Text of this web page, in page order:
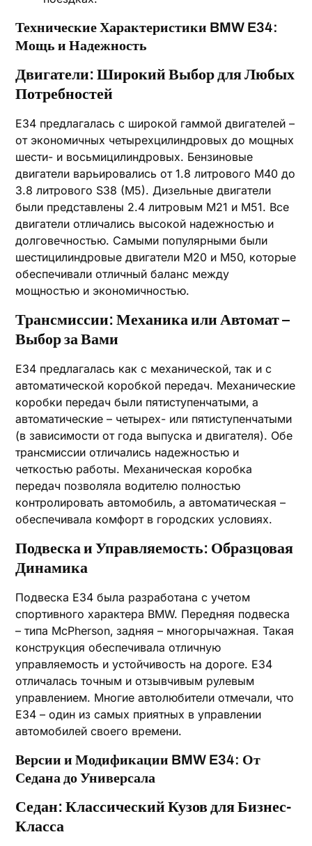
Технические Характеристики BMW E34:
Мощь и Надежность
Двигатели: Широкий Выбор для Любых
Потребностей
E34 предлагалась с широкой гаммой двигателей –
от экономичных четырехцилиндровых до мощных
шести- и восьмицилиндровых. Бензиновые
двигатели варьировались от 1.8 литрового M40 до
3.8 литрового S38 (M5). Дизельные двигатели
были представлены 2.4 литровым M21 и M51. Все
двигатели отличались высокой надежностью и
долговечностью. Самыми популярными были
шестицилиндровые двигатели M20 и M50‚ которые
обеспечивали отличный баланс между
мощностью и экономичностью.
Трансмиссии: Механика или Автомат –
Выбор за Вами
E34 предлагалась как с механической‚ так и с
автоматической коробкой передач. Механические
коробки передач были пятиступенчатыми‚ а
автоматические – четырех- или пятиступенчатыми
(в зависимости от года выпуска и двигателя). Обе
трансмиссии отличались надежностью и
четкостью работы. Механическая коробка
передач позволяла водителю полностью
контролировать автомобиль‚ а автоматическая –
обеспечивала комфорт в городских условиях.
Подвеска и Управляемость: Образцовая
Динамика
Подвеска E34 была разработана с учетом
спортивного характера BMW. Передняя подвеска
– типа McPherson‚ задняя – многорычажная. Такая
конструкция обеспечивала отличную
управляемость и устойчивость на дороге. E34
отличалась точным и отзывчивым рулевым
управлением. Многие автолюбители отмечали‚ что
E34 – один из самых приятных в управлении
автомобилей своего времени.
Версии и Модификации BMW E34: От
Седана до Универсала
Седан: Классический Кузов для Бизнес-
Класса